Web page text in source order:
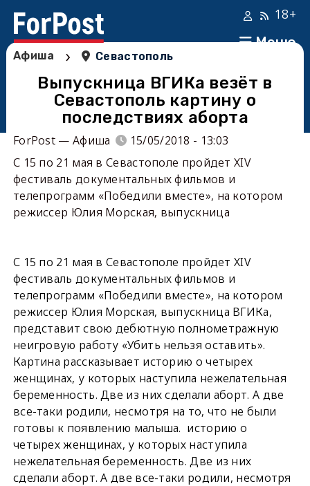
Меню
18+
Афиша › Севастополь
Выпускница ВГИКа везёт в
Севастополь картину о
последствиях аборта
ForPost — Афиша
15/05/2018 - 13:03
С 15 по 21 мая в Севастополе пройдет XIV
фестиваль документальных фильмов и
телепрограмм «Победили вместе», на котором
режиссер Юлия Морская, выпускница
С 15 по 21 мая в Севастополе пройдет XIV
фестиваль документальных фильмов и
телепрограмм «Победили вместе», на котором
режиссер Юлия Морская, выпускница ВГИКа,
представит свою дебютную полнометражную
неигровую работу «Убить нельзя оставить».
Картина рассказывает историю о четырех
женщинах, у которых наступила нежелательная
беременность. Две из них сделали аборт. А две
все-таки родили, несмотря на то, что не были
готовы к появлению малыша. историю о
четырех женщинах, у которых наступила
нежелательная беременность. Две из них
сделали аборт. А две все-таки родили, несмотря